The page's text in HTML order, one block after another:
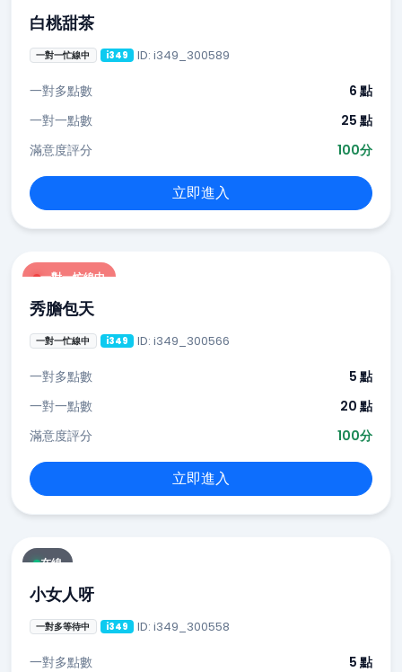
白桃甜茶
一對一忙線中 i349 ID: i349_300589
一對多點數
6 點
一對一點數
25 點
滿意度評分
100分
立即進入
一對一忙線中
秀膽包天
一對一忙線中 i349 ID: i349_300566
一對多點數
5 點
一對一點數
20 點
滿意度評分
100分
立即進入
在線
小女人呀
一對多等待中 i349 ID: i349_300558
一對多點數
5 點